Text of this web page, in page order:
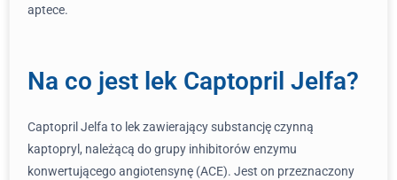
aptece.
Na co jest lek Captopril Jelfa?
Captopril Jelfa to lek zawierający substancję czynną
kaptopryl, należącą do grupy inhibitorów enzymu
konwertującego angiotensynę (ACE). Jest on przeznaczony